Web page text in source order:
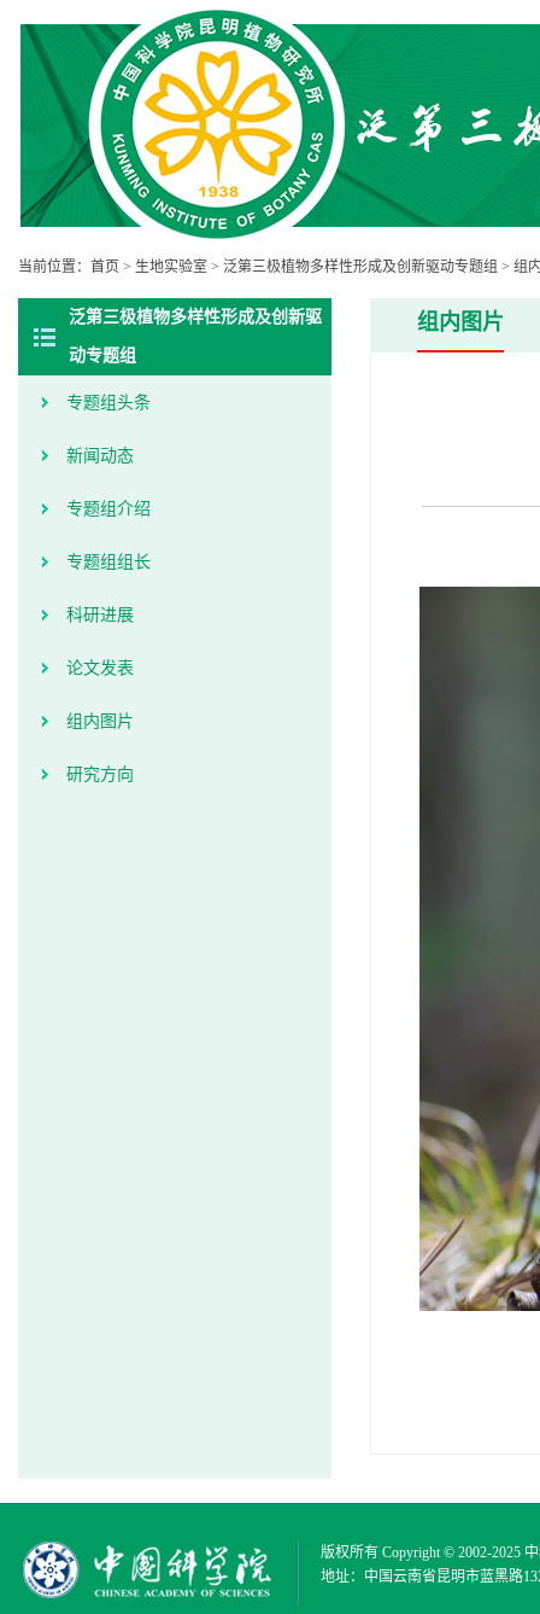
当前位置： 首页 > 生地实验室 > 泛第三极植物多样性形成及创新驱动专题组 > 组
泛第三极植物多样性形成及创新驱
动专题组
专题组头条
新闻动态
专题组介绍
专题组组长
科研进展
论文发表
组内图片
研究方向
组内图片
版权所有 Copyright © 2002-2025
地址：中国云南省昆明市蓝黑路